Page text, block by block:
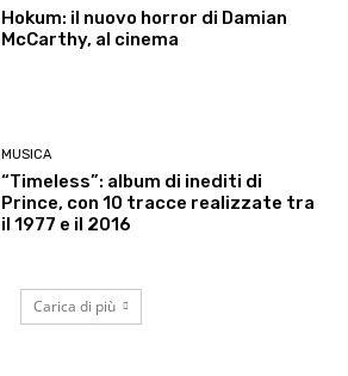
Hokum: il nuovo horror di Damian
McCarthy, al cinema
MUSICA
“Timeless”: album di inediti di
Prince, con 10 tracce realizzate tra
il 1977 e il 2016
Carica di più